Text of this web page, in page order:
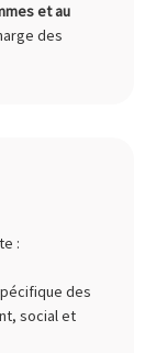
et au
des
:
des
social et